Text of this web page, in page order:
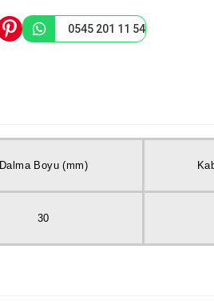
0545 201 11 54
Dalma Boyu (mm)
30